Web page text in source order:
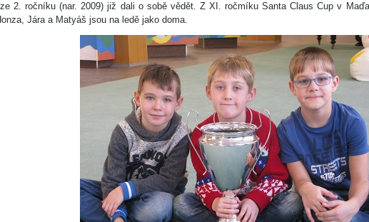
2. ročníku (nar. 2009) již dali o sobě vědět. Z XI. ročmíku Santa Claus Cup v
Jára a Matyáš jsou na ledě jako doma.